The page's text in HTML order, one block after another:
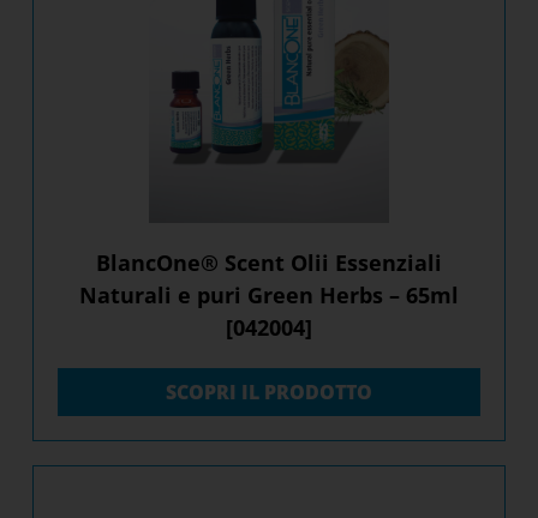
BlancOne® Scent Olii Essenziali
Naturali e puri Green Herbs – 65ml
[042004]
SCOPRI IL PRODOTTO